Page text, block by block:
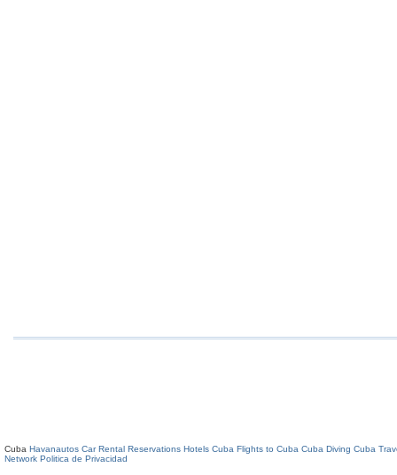
Cuba Havanautos Car Rental Reservations Hotels Cuba Flights to Cuba Cuba Diving Cuba
Network Politica de Privacidad